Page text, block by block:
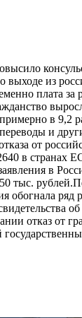
выходе из
плата за
в 9,2
и
от
в странах
в
тыс.
обогнала ряд
об
отказ от